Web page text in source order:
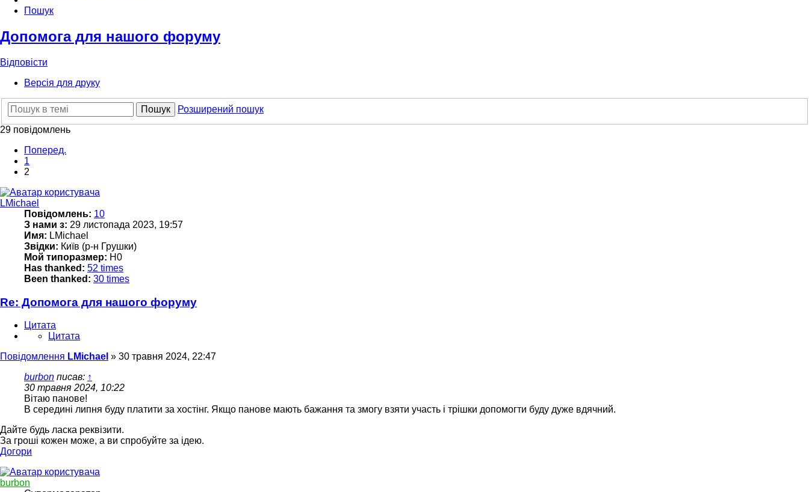
Пошук
Допомога для нашого форуму
Відповісти
Версія для друку
Пошук
Розширений пошук
29 повідомлень
Поперед.
1
2
LMichael
Повідомлень: 10
З нами з: 29 листопада 2023, 19:57
Имя: LMichael
Звідки: Київ (р-н Грушки)
Мой типоразмер: H0
Has thanked: 52 times
Been thanked: 30 times
Re: Допомога для нашого форуму
Цитата
Цитата
Повідомлення LMichael » 30 травня 2024, 22:47
burbon писав: ↑
30 травня 2024, 10:22
Вітаю панове!
В середині липня буду платити за хостінг. Якщо панове мають бажання та змогу взяти участь і трішки допомогти буду дуже вдячний.
Дайте будь ласка реквізити.
За гроші кожен може, а ви спробуйте за ідею.
Догори
burbon